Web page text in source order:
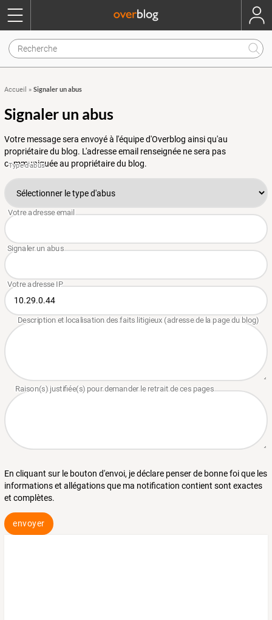
Accueil » Signaler un abus
Signaler un abus
Votre message sera envoyé à l'équipe d'Overblog ainsi qu'au
propriétaire du blog. L'adresse email renseignée ne sera pas
communiquée au propriétaire du blog.
En cliquant sur le bouton d'envoi, je déclare penser de bonne foi que les
informations et allégations que ma notification contient sont exactes
et complètes.
envoyer